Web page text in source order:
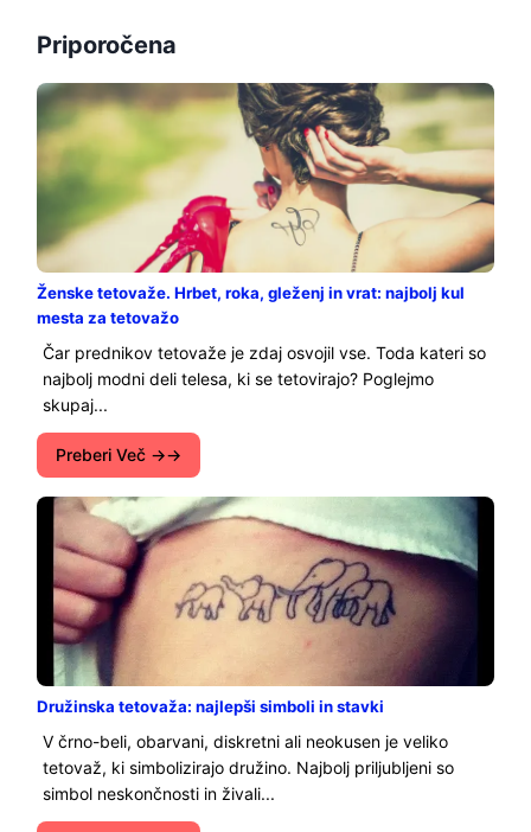
Priporočena
Ženske tetovaže. Hrbet, roka, gleženj in vrat: najbolj kul
mesta za tetovažo
Čar prednikov tetovaže je zdaj osvojil vse. Toda kateri so
najbolj modni deli telesa, ki se tetovirajo? Poglejmo
skupaj...
Preberi Več →
Družinska tetovaža: najlepši simboli in stavki
V črno-beli, obarvani, diskretni ali neokusen je veliko
tetovaž, ki simbolizirajo družino. Najbolj priljubljeni so
simbol neskončnosti in živali...